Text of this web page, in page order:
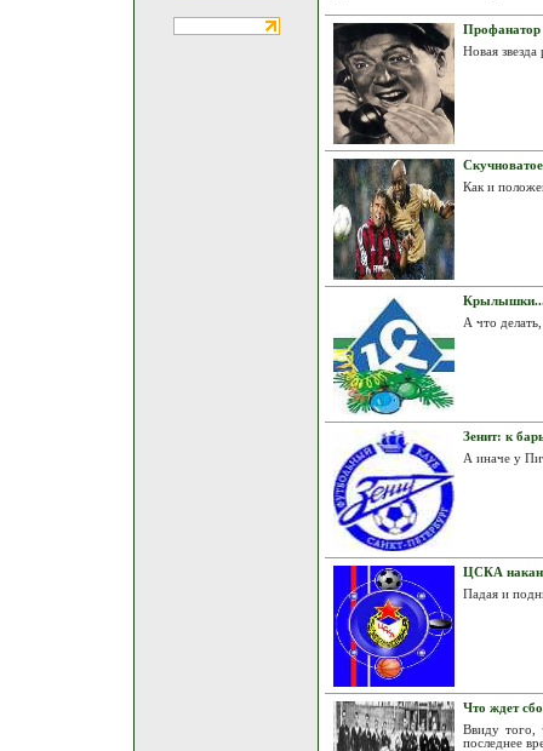
Профанатор
Новая
Как и
А что
Зенит: к
А иначе у
ЦСКА
Падая и
Что ждет
Ввиду того,
последнее